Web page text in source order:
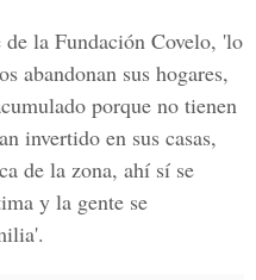
la Fundación Covelo, 'lo
abandonan sus hogares,
porque no tienen
invertido en sus casas,
de la zona, ahí sí se
y la gente se